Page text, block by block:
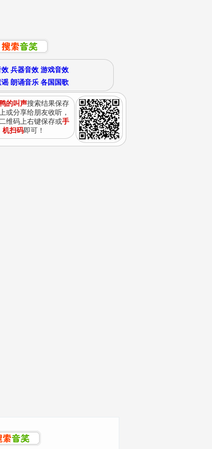
效 兵器音效 游戏音效
谣 朗诵音乐 各国国歌
的叫声搜索结果保存
或分享给朋友收听，
维码上右键保存或手
机扫码即可！